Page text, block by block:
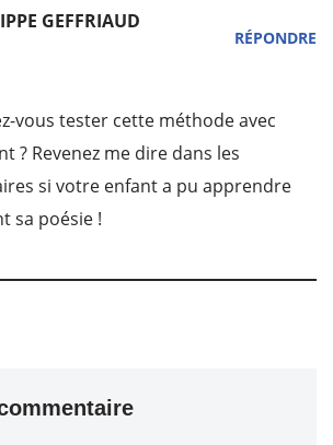
GEFFRIAUD
RÉPONDRE
vous tester cette méthode avec
? Revenez me dire dans les
si votre enfant a pu apprendre
sa poésie !